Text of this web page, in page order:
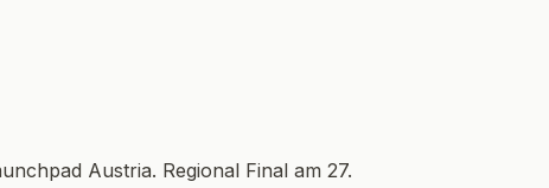
Austria. Regional Final am 27.